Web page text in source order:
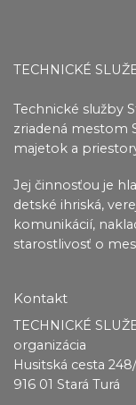
TECHNICKÉ
Technické služby
zriadená mestom
majetok a
Jej činnosťou je
detské ihriská,
komunikácií,
starostlivosť o
Kontakt
TECHNICKÉ
organizácia
Husitská cesta
916 01 Stará Turá